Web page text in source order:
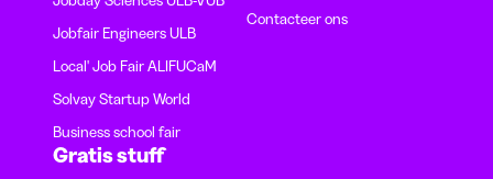
Jobfair Engineers ULB
Local' Job Fair ALIFUCaM
Solvay Startup World
Business school fair
Contacteer ons
Gratis stuff